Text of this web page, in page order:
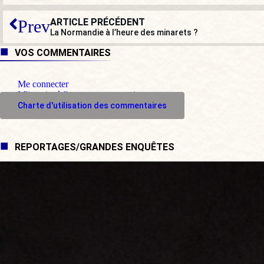
PrevARTICLE PRÉCÉDENT
La Normandie à l’heure des minarets ?
VOS COMMENTAIRES
Me connecter
M'inscrire à l'espace commentaire
Charte d'utilisation des commentaires
REPORTAGES/GRANDES ENQUÊTES